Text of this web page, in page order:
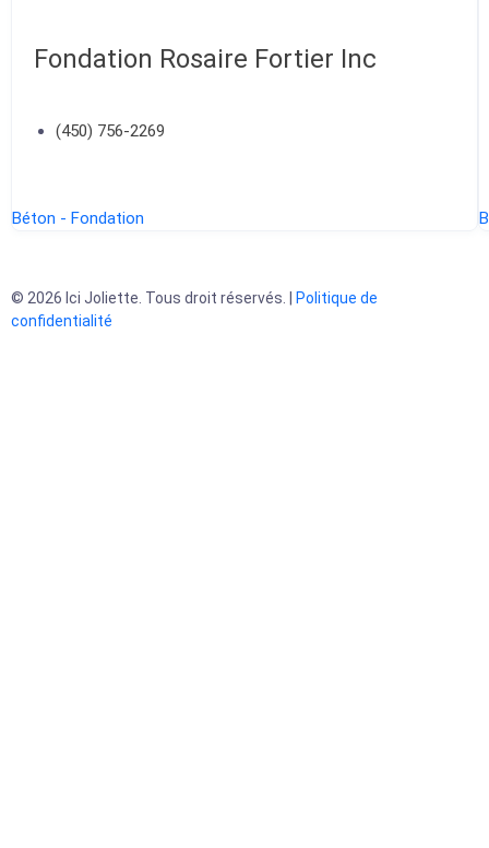
Fondation Rosaire Fortier Inc
(450) 756-2269
Béton - Fondation
© 2026 Ici Joliette. Tous droit réservés. |
Politique de
confidentialité